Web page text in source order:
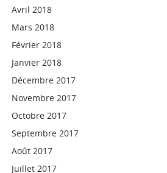
Avril 2018
Mars 2018
Février 2018
Janvier 2018
Décembre 2017
Novembre 2017
Octobre 2017
Septembre 2017
Août 2017
Juillet 2017